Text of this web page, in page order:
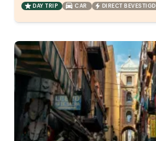
DAY TRIP CAR DIRECT BEVESTIGD